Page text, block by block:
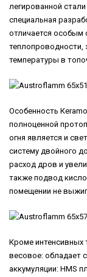
легированной
специальная
отличается особым
теплопроводности,
температуры в
Особенность
полноценной
огня является и
систему двойного
расход дров и
также подвод
помещении не
Кроме интенсивных
весовое: обладает
аккумуляции: HMS